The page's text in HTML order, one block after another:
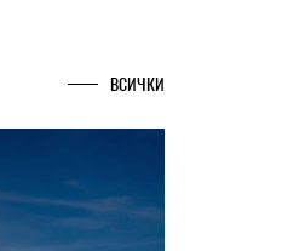
ВСИЧКИ